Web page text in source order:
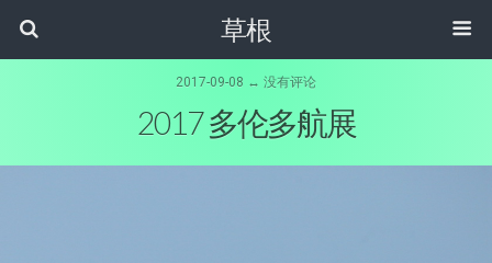
草根
2017-09-08 ↔ 没有评论
2017 多伦多航展